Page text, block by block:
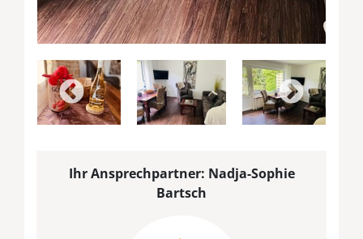
Ihr Ansprechpartner: Nadja-Sophie
Bartsch